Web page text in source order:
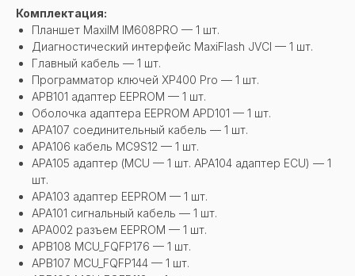
Комплектация:
Планшет MaxiIM IM608PRO — 1 шт.
Диагностический интерфейс MaxiFlash JVCI — 1 шт.
Главный кабель — 1 шт.
Программатор ключей XP400 Pro — 1 шт.
APB101 адаптер EEPROM — 1 шт.
Оболочка адаптера EEPROM APD101 — 1 шт.
APA107 соединительный кабель — 1 шт.
APA106 кабель MC9S12 — 1 шт.
APA105 адаптер (MCU — 1 шт. APA104 адаптер ECU) — 1
шт.
APA103 адаптер EEPROM — 1 шт.
APA101 сигнальный кабель — 1 шт.
APA002 разъем EEPROM — 1 шт.
APB108 MCU_FQFP176 — 1 шт.
APB107 MCU_FQFP144 — 1 шт.